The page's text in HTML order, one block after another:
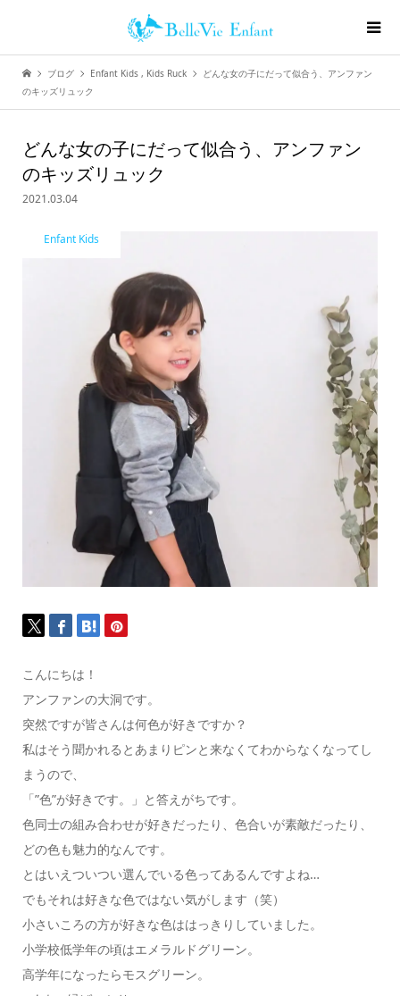
ブログ Enfant Kids , Kids Ruck
どんな女の子にだって似合う、アンファン
のキッズリュック
どんな女の子にだって似合う、アンファン
のキッズリュック
2021.03.04
Enfant Kids
こんにちは！
アンファンの大洞です。
突然ですが皆さんは何色が好きですか？
私はそう聞かれるとあまりピンと来なくてわからなくなってし
まうので、
「”色”が好きです。」と答えがちです。
色同士の組み合わせが好きだったり、色合いが素敵だったり、
どの色も魅力的なんです。
とはいえついつい選んでいる色ってあるんですよね…
でもそれは好きな色ではない気がします（笑）
小さいころの方が好きな色ははっきりしていました。
小学校低学年の頃はエメラルドグリーン。
高学年になったらモスグリーン。